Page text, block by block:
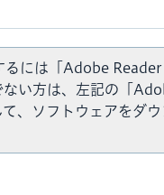
るには「Adobe
ない方は、左記の「
、ソフトウェアをダ